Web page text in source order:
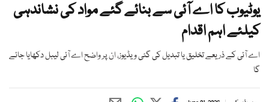
یوٹیوب کا اے آئی سے بنائے گئے مواد کی نشاندہی
کیلئے اہم اقدام
اے آئی کے ذریعے تخلیق یا تبدیل کی گئی ویڈیوز، ان پر واضح اے آئی لیبل دکھایا جائے
گا